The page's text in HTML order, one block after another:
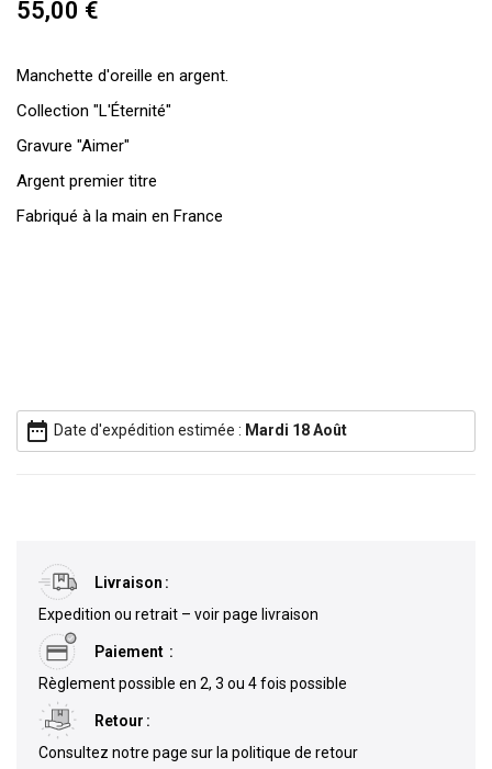
55,00 €
Manchette d'oreille en argent.
Collection "L'Éternité"
Gravure "Aimer"
Argent premier titre
Fabriqué à la main en France
date_range Date d'expédition estimée : Mardi 18 Août
Livraison
Expedition ou retrait – voir page livraison
Paiement
Règlement possible en 2, 3 ou 4 fois possible
Retour
Consultez notre page sur la politique de retour